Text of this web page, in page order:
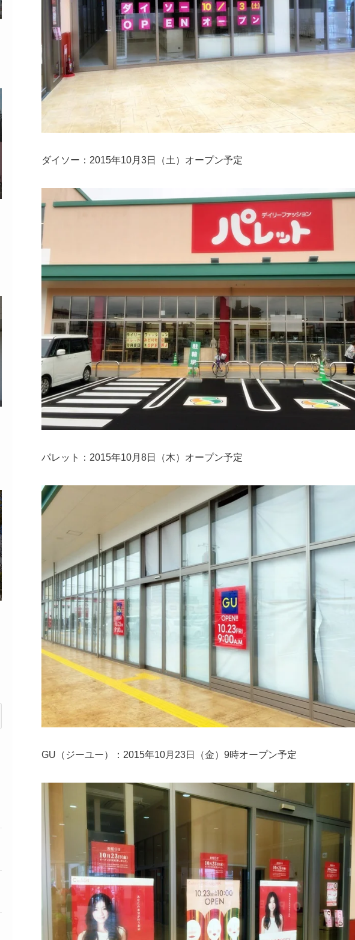
ダイソー：2015年10月3日（土）オープン予定
パレット：2015年10月8日（木）オープン予定
GU（ジーユー）：2015年10月23日（金）9時オープン予定